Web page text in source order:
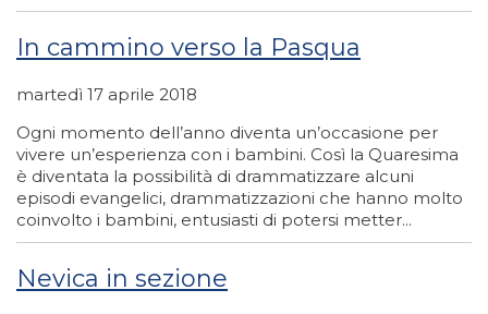
In cammino verso la Pasqua
martedì 17 aprile 2018
Ogni momento dell’anno diventa un’occasione per
vivere un’esperienza con i bambini. Così la Quaresima
è diventata la possibilità di drammatizzare alcuni
episodi evangelici, drammatizzazioni che hanno molto
coinvolto i bambini, entusiasti di potersi metter...
Nevica in sezione